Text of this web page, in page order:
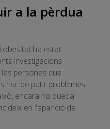
a la pèrdua
obesitat ha estat
investigacions
persones que
risc de patir problemes
encara no queda
en l'aparició de